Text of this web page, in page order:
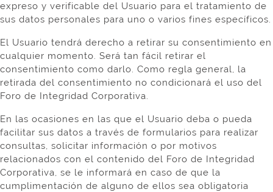
expreso y verificable del Usuario para el tratamiento de
sus datos personales para uno o varios fines específicos.
El Usuario tendrá derecho a retirar su consentimiento en
cualquier momento. Será tan fácil retirar el
consentimiento como darlo. Como regla general, la
retirada del consentimiento no condicionará el uso del
Foro de Integridad Corporativa.
En las ocasiones en las que el Usuario deba o pueda
facilitar sus datos a través de formularios para realizar
consultas, solicitar información o por motivos
relacionados con el contenido del Foro de Integridad
Corporativa, se le informará en caso de que la
cumplimentación de alguno de ellos sea obligatoria